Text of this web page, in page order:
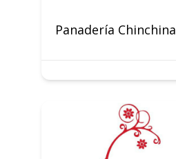
Panadería Chinchina